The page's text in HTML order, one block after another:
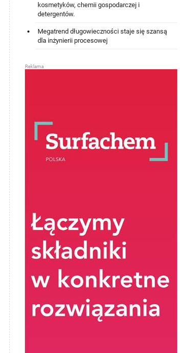
kosmetyków, chemii gospodarczej i
detergentów.
Megatrend długowieczności staje się szansą
dla inżynierii procesowej